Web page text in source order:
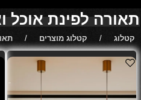
תאורה לפינת אוכל
קטלוג / קטלוג מוצרים /